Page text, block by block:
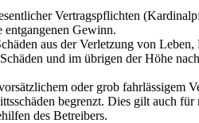
Vertragspflichten
entgangenen Gewinn.
aus der Verletzung von
und im übrigen der Höhe
oder grob fahrlässigem
begrenzt. Dies gilt auch
des Betreibers.